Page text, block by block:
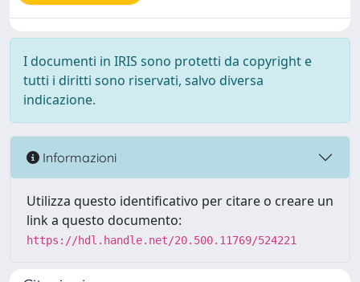
I documenti in IRIS sono protetti da copyright e
tutti i diritti sono riservati, salvo diversa
indicazione.
Informazioni
Utilizza questo identificativo per citare o creare un
link a questo documento:
https://hdl.handle.net/20.500.11769/524221